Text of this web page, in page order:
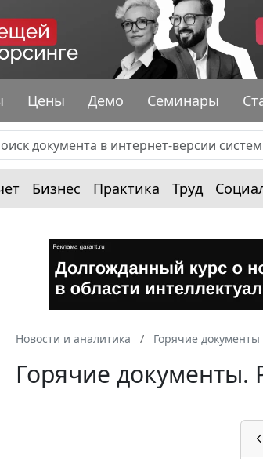
Цены Демо Семинары
Бизнес Практика Труд
Новости и аналитика Горячие документы
Горячие документы.